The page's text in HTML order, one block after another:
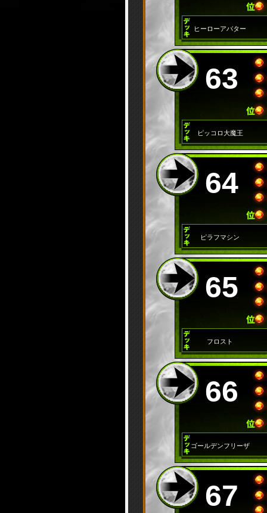
ヒーローアバター
63
ピッコロ大魔王
64
ピラフマシン
65
フロスト
66
ゴールデンフリーザ
67